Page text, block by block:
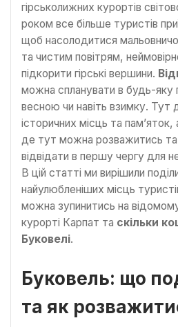
гірськолижних курортів
роком все більше туристів
щоб насолодитися
та чистим повітрям,
підкорити гірські вершини.
можна спланувати в будь-яку
весною чи навіть взимку. Тут
історичних місць та
де тут можна розважитись та
відвідати в першу чергу для
В цій статті ми вирішили
найулюбленіших місць
можна зупинитись на
курорті Карпат та скільки
Буковелі.
Буковель: що
та як